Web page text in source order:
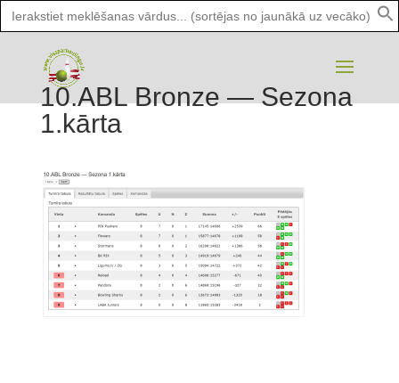
Search
for:
10.ABL Bronze — Sezona
1.kārta